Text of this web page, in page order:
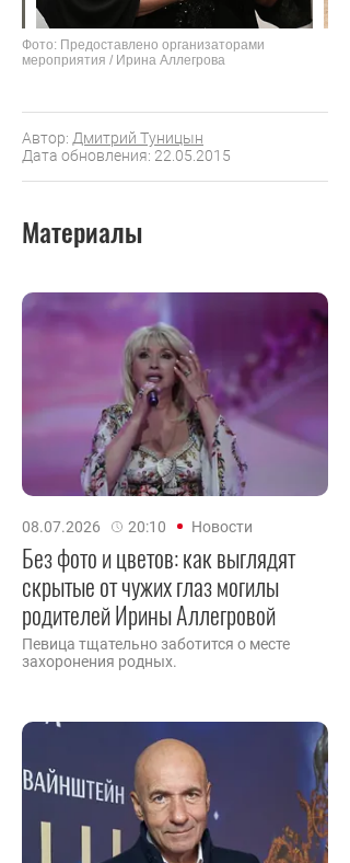
Фото: Предоставлено организаторами
мероприятия / Ирина Аллегрова
Автор: Дмитрий Туницын
Дата обновления: 22.05.2015
Материалы
08.07.2026 20:10 Новости
Без фото и цветов: как выглядят
скрытые от чужих глаз могилы
родителей Ирины Аллегровой
Певица тщательно заботится о месте
захоронения родных.